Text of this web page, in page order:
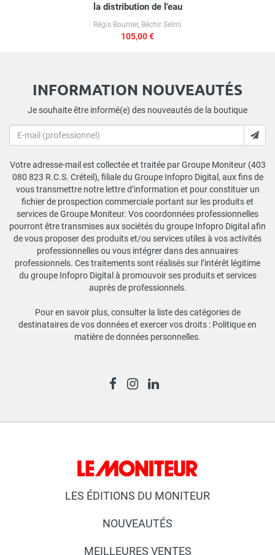
la distribution de l'eau
Régis Bourrier, Béchir Selmi
105,00 €
INFORMATION NOUVEAUTÉS
Je souhaite être informé(e) des nouveautés de la boutique
Votre adresse-mail est collectée et traitée par Groupe Moniteur (403
080 823 R.C.S. Créteil), filiale du Groupe Infopro Digital, aux fins de
vous transmettre notre lettre d’information et pour constituer un
fichier de prospection commerciale portant sur les produits et
services de Groupe Moniteur. Vos coordonnées professionnelles
pourront être transmises aux sociétés du groupe Infopro Digital afin
de vous proposer des produits et/ou services utiles à vos activités
professionnelles ou vous intégrer dans des annuaires
professionnels. Ces traitements sont réalisés sur l’intérêt légitime
du groupe Infopro Digital à promouvoir ses produits et services
auprès de professionnels.
Pour en savoir plus, consulter la liste des catégories de
destinataires de vos données et exercer vos droits : Politique en
matière de données personnelles.
LES ÉDITIONS DU MONITEUR
NOUVEAUTÉS
MEILLEURES VENTES